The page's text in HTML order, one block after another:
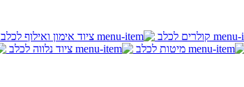
קולרים לכלב ציוד אימון ואילוף לכלב
מיטות לכלב ציוד נלווה לכלב